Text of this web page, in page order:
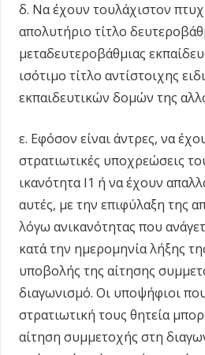
δ. Να έχουν τουλάχιστον
απολυτήριο τίτλο
μεταδευτεροβάθμιας
ισότιμο τίτλο αντίστοιχης
εκπαιδευτικών δομών της
ε. Εφόσον είναι άντρες, να
στρατιωτικές υποχρεώσεις
ικανότητα Ι1 ή να έχουν
αυτές, με την επιφύλαξη της
λόγω ανικανότητας που
κατά την ημερομηνία λήξης
υποβολής της αίτησης
διαγωνισμό. Οι υποψήφιοι
στρατιωτική τους θητεία
αίτηση συμμετοχής στη